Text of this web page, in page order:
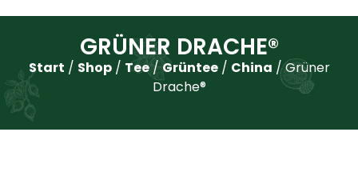
GRÜNER DRACHE®
Start / Shop/ Tee/Grüntee/ China / Grüner
Drache®